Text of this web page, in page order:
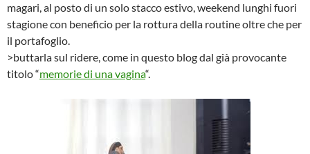
magari, al posto di un solo stacco estivo, weekend lunghi fuori
stagione con beneficio per la rottura della routine oltre che per
il portafoglio.
>buttarla sul ridere, come in questo blog dal già provocante
titolo “memorie di una vagina“.